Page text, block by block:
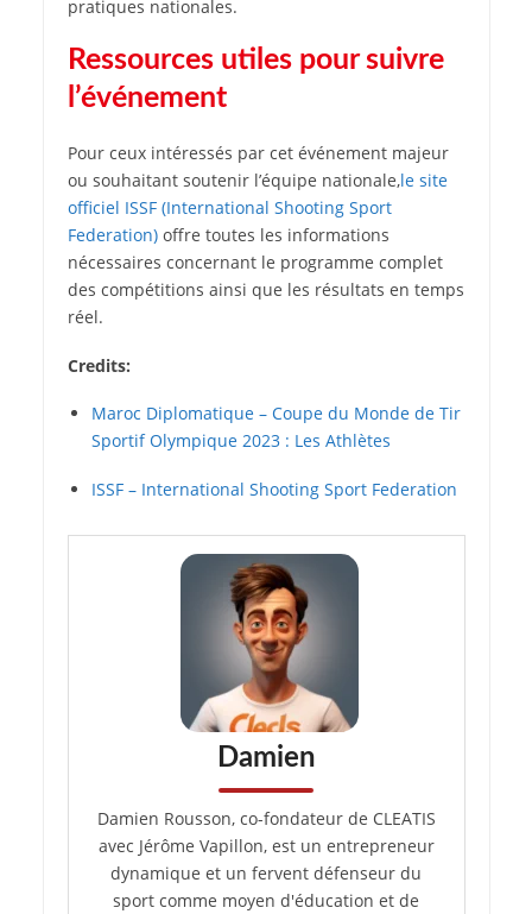
pratiques nationales.
Ressources utiles pour suivre
l’événement
Pour ceux intéressés par cet événement majeur
ou souhaitant soutenir l’équipe nationale,le site
officiel ISSF (International Shooting Sport
Federation)offre toutes les informations
nécessaires concernant le programme complet
des compétitions ainsi que les résultats en temps
réel.
Credits:
Maroc Diplomatique – Coupe du Monde de Tir
Sportif Olympique 2023 : Les Athlètes
ISSF – International Shooting Sport Federation
Damien
Damien Rousson, co-fondateur de CLEATIS
avec Jérôme Vapillon, est un entrepreneur
dynamique et un fervent défenseur du
sport comme moyen d'éducation et de